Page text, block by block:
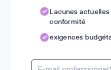
Lacunes
conformité
exigences